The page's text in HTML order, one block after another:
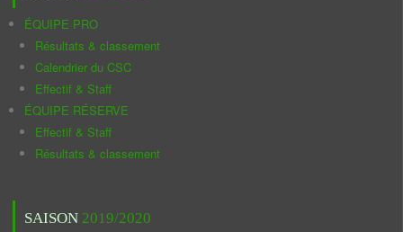
ÉQUIPE PRO
Résultats & classement
Calendrier du CSC
Effectif & Staff
ÉQUIPE RÉSERVE
Effectif & Staff
Résultats & classement
SAISON 2019/2020